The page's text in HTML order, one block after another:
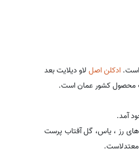
ادکلن اصللاو دیلایت بعد
محصول کشور عمان است.
های رز ، یاس، گل آفتاب پرست
معتدلاست.